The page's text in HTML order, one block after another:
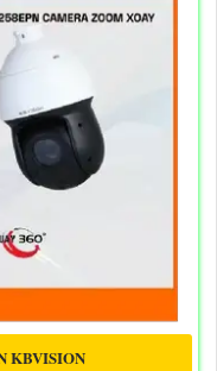
KBVISION